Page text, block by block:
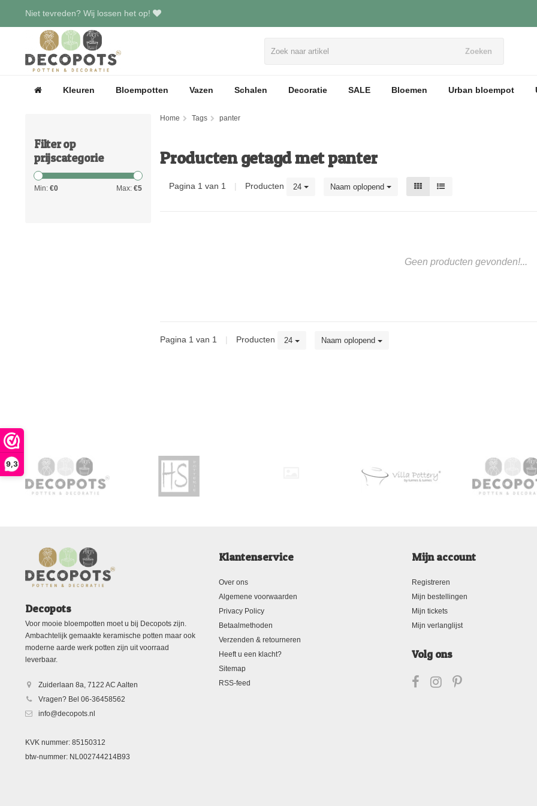
9,3
Niet tevreden? Wij lossen het op!
Zoeken
Kleuren Bloempotten Vazen Schalen Decoratie SALE Bloemen Urban bloempot
Filter op
prijscategorie
Min: €0 Max: €5
Home Tags panter
Producten getagd met panter
Pagina 1 van 1 | Producten 24 Naam oplopend
Geen producten gevonden!...
Pagina 1 van 1 | Producten 24 Naam oplopend
Decopots
Voor mooie bloempotten moet u bij Decopots zijn.
Ambachtelijk gemaakte keramische potten maar ook
moderne aarde werk potten zijn uit voorraad
leverbaar.
Zuiderlaan 8a, 7122 AC Aalten
Vragen? Bel 06-36458562
info@decopots.nl
KVK nummer: 85150312
btw-nummer: NL002744214B93
Klantenservice
Over ons
Algemene voorwaarden
Privacy Policy
Betaalmethoden
Verzenden & retourneren
Heeft u een klacht?
Sitemap
RSS-feed
Mijn account
Registreren
Mijn bestellingen
Mijn tickets
Mijn verlanglijst
Volg ons